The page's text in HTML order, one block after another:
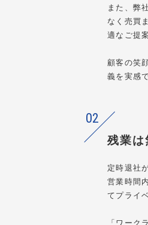
また、弊
なく売買
適なご提
顧客の笑
義を実感
02
残業は
定時退社
営業時間
てプライ
「ワーク